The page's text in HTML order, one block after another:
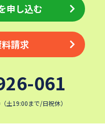
申し込む
請求
061
土19:00まで/日祝休）